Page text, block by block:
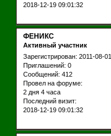
2018-12-19 09:01:32
ФЕНИКС
Активный участник
Зарегистрирован: 2011-08-01
Приглашений: 0
Сообщений: 412
Провел на форуме:
2 дня 4 часа
Последний визит:
2018-12-19 09:01:32